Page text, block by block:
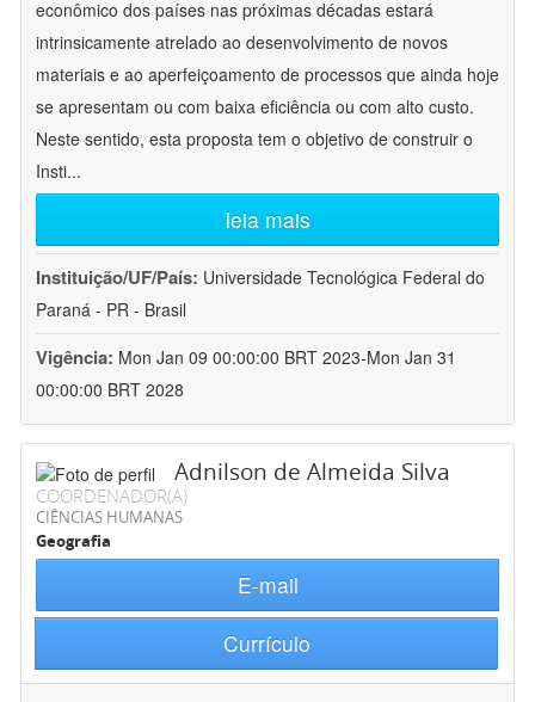
econômico dos países nas próximas décadas estará
intrinsicamente atrelado ao desenvolvimento de novos
materiais e ao aperfeiçoamento de processos que ainda hoje
se apresentam ou com baixa eficiência ou com alto custo.
Neste sentido, esta proposta tem o objetivo de construir o
Insti...
leia mais
Instituição/UF/País: Universidade Tecnológica Federal do
Paraná - PR - Brasil
Vigência: Mon Jan 09 00:00:00 BRT 2023-Mon Jan 31
00:00:00 BRT 2028
Adnilson de Almeida Silva
COORDENADOR(A)
CIÊNCIAS HUMANAS
Geografia
E-mail
Currículo